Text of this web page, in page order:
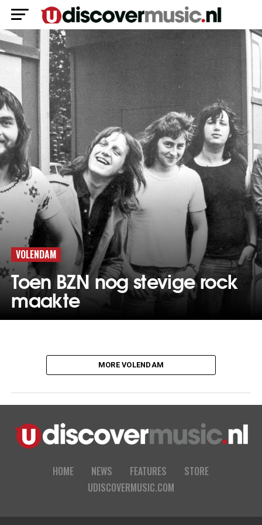
VOLENDAM
Toen BZN nog stevige rock
maakte
MORE VOLENDAM
HOME NEWS FEATURES
STORE
UDISCOVERMUSIC.COM